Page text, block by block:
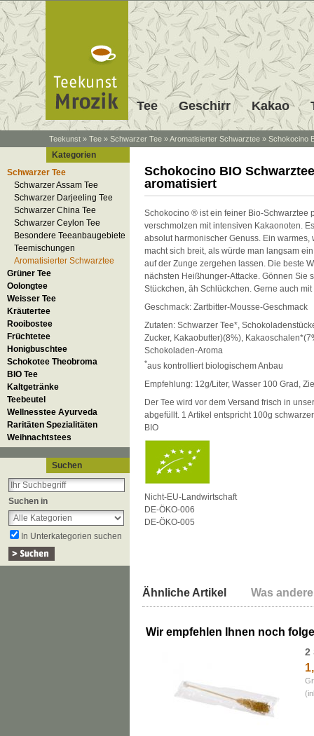
Tee Geschirr Kakao
Teekunst » Tee » Schwarzer Tee »Aromatisierter Schwarztee » Schokocino
Kategorien
Schwarzer Tee
Schwarzer Assam Tee
Schwarzer Darjeeling Tee
Schwarzer China Tee
Schwarzer Ceylon Tee
Besondere Teeanbaugebiete
Teemischungen
Aromatisierter Schwarztee
Grüner Tee
Oolongtee
Weisser Tee
Kräutertee
Rooibostee
Früchtetee
Honigbuschtee
Schokotee Theobroma
BIO Tee
Kaltgetränke
Teebeutel
Wellnesstee Ayurveda
Raritäten Spezialitäten
Weihnachtstees
Suchen
Suchen in
In Unterkategorien suchen
Schokocino BIO Schwarztee
aromatisiert
Schokocino ® ist ein feiner Bio-Schwarztee
verschmolzen mit intensiven Kakaonoten.
absolut harmonischer Genuss. Ein warmes,
macht sich breit, als würde man langsam
auf der Zunge zergehen lassen. Die beste
nächsten Heißhunger-Attacke. Gönnen Sie
Stückchen, äh Schlückchen. Gerne auch
Geschmack: Zartbitter-Mousse-Geschmack
Zutaten: Schwarzer Tee*,
Zucker, Kakaobutter)(8%),
Schokoladen-Aroma
*aus kontrolliert biologischem Anbau
Empfehlung: 12g/Liter, Wasser 100 Grad,
Der Tee wird vor dem Versand frisch in
abgefüllt. 1 Artikel entspricht 100g
BIO
Nicht-EU-Landwirtschaft
DE-ÖKO-006
DE-ÖKO-005
Ähnliche Artikel Was
Wir empfehlen Ihnen noch
2